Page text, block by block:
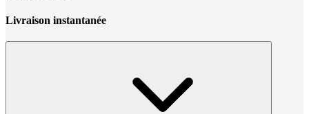
Livraison instantanée